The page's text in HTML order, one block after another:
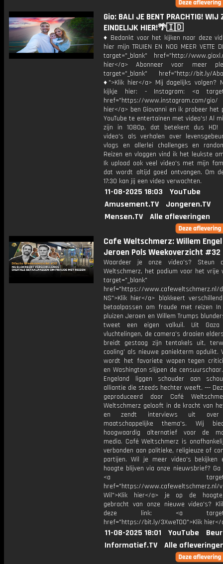
Gio: BALI JE BENT PRACHTIG! WIJ
EINDELIJK HIER!🌴🇮🇩
♦ Bedankt voor het kijken naar deze
hier mijn TRUIEN EN NOG MEER VETTE
target="_blank" href="http://
hier</a> Abonneer voor meer
target="_blank" href="http://bit.ly/
♦">Klik hier</a> Mij dagelijks volgen?
kijkje hier: - Instagram: <a
href="https://www.instagram.com/
hier</a> ben Giovanni en ik probeer het
YouTube te entertainen met video's! Al
zijn in 1080p, dat betekent dus HD!
video's als verhalen over
vlogs en allerlei challenges en
Reizen en vloggen vind ik het leukste
Ik upload ook veel video's met mijn
dat wordt altijd goed ontvangen. Om
17:30 kan jij een video verwachten.
11-08-2025 18:03
YouTube
Amusement.TV
Jongeren.TV
Mensen.TV
Alle afleveringen
Cafe Weltschmerz: Willem
Jeroen Pols Weekoverzicht #32
Waardeer je onze video's? Steun
Weltschmerz, het podium voor het vrije
target="_blank"
href="https://www.cafeweltschmerz.nl/
NS">Klik hier</a> blokkeert
betaalpassen om fraude met reizen In
pluizen Jeroen en Willem Trumps
tweet een eigen valkuil. Uit Gaza
vluchtelingen, de camera’s draaien
breidt gestaag zijn tentakels uit,
cooling’ als nieuwe paniekterm opduikt.
wordt het favoriete wapen tegen
en Washington slijpen de
Engeland liggen schouder aan
alliantie die steeds hechter weeft. ---
geproduceerd door Café
Weltschmerz gelooft in de kracht van
en zendt interviews uit over
maatschappelijke thema's. Wij
hoogwaardig alternatief voor de
media. Café Weltschmerz is
verbonden aan politieke, religieuze of
partijen. Wil je meer video's bekijken
hoogte blijven via onze nieuwsbrief? Ga
<a
href="https://www.cafeweltschmerz.nl/
Wil">Klik hier</a> je op de
gebracht van onze nieuwe video's?
deze link: <a
href="https://bit.ly/3XweTO0">Klik hier</
11-08-2025 18:01 YouTube
Informatief.TV
Alle